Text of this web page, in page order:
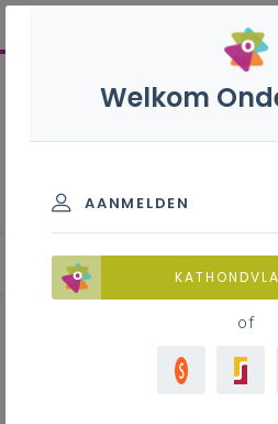
Evaluatie-instrumenten
Opzoekwerk
Welkom
AANMELDEN
of